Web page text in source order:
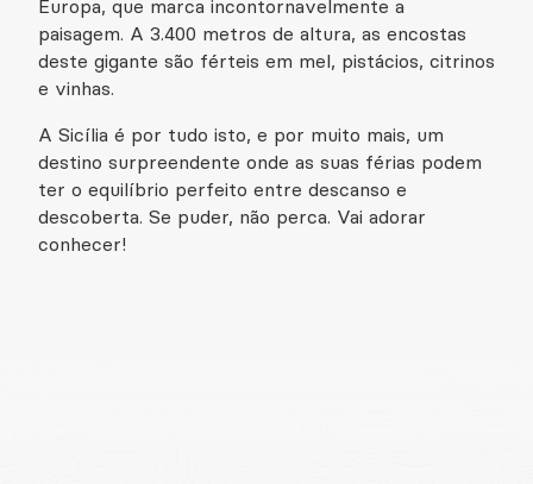
Europa, que marca incontornavelmente a
paisagem. A 3.400 metros de altura, as encostas
deste gigante são férteis em mel, pistácios, citrinos
e vinhas.
A Sicília é por tudo isto, e por muito mais, um
destino surpreendente onde as suas férias podem
ter o equilíbrio perfeito entre descanso e
descoberta. Se puder, não perca. Vai adorar
conhecer!